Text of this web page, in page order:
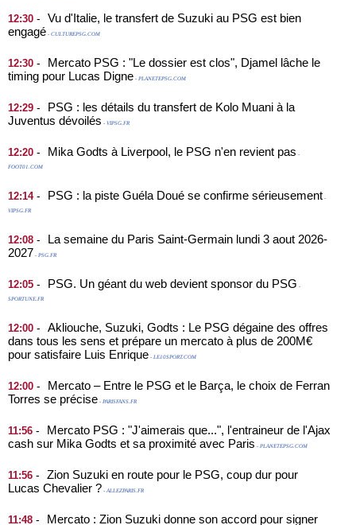
12:30 -
Vu d'Italie, le transfert de Suzuki au PSG est bien
engagé - CULTUREPSG.COM
12:30 -
Mercato PSG : "Le dossier est clos", Djamel lâche le
timing pour Lucas Digne - PLANETEPSG.COM
12:29 -
PSG : les détails du transfert de Kolo Muani à la
Juventus dévoilés - VIPSG.FR
12:20 - Mika Godts à Liverpool, le PSG n'en revient pas -
FOOT01.COM
12:14- PSG : la piste Guéla Doué se confirme sérieusement -
VIPSG.FR
12:08 -
La semaine du Paris Saint-Germain lundi 3 aout 2026-
2027 - PSG.FR
12:05 - PSG. Un géant du web devient sponsor du PSG -
SPORTUNE.FR
12:00 -
Akliouche, Suzuki, Godts : Le PSG dégaine des offres
dans tous les sens et prépare un mercato à plus de 200M€
pour satisfaire Luis Enrique - LE10SPORT.COM
12:00 -
Mercato – Entre le PSG et le Barça, le choix de Ferran
Torres se précise - PARISFANS.FR
11:56 -
Mercato PSG : "J'aimerais que...", l'entraineur de l'Ajax
cash sur Mika Godts et sa proximité avec Paris - PLANETEPSG.COM
11:56 -
Zion Suzuki en route pour le PSG, coup dur pour
Lucas Chevalier ? - ALLEZPARIS.FR
11:48 - Mercato : Zion Suzuki donne son accord pour signer